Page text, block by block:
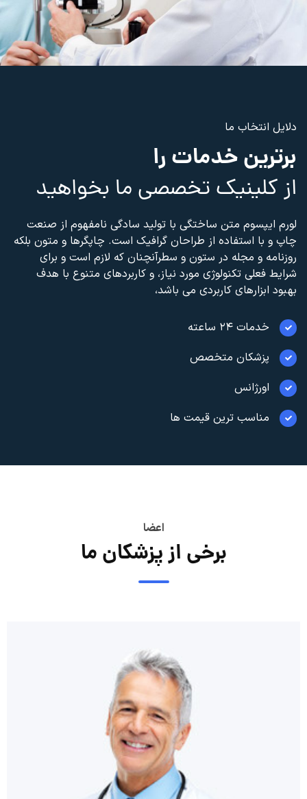
دلایل انتخاب ما
برترین خدمات را
از کلینیک تخصصی ما بخواهید
لورم ایپسوم متن ساختگی با تولید سادگی نامفهوم از صنعت
چاپ و با استفاده از طراحان گرافیک است. چاپگرها و متون بلکه
روزنامه و مجله در ستون و سطرآنچنان که لازم است و برای
شرایط فعلی تکنولوژی مورد نیاز، و کاربردهای متنوع با هدف
بهبود ابزارهای کاربردی می باشد،
خدمات ۲۴ ساعته
پزشکان متخصص
اورژانس
مناسب ترین قیمت ها
اعضا
برخی از پزشکان ما